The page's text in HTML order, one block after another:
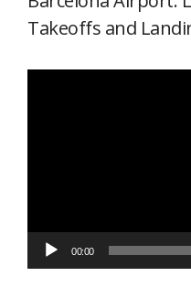
Takeoffs and
00:00